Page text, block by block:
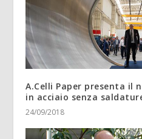
A.Celli Paper presenta il
in acciaio senza
24/09/2018